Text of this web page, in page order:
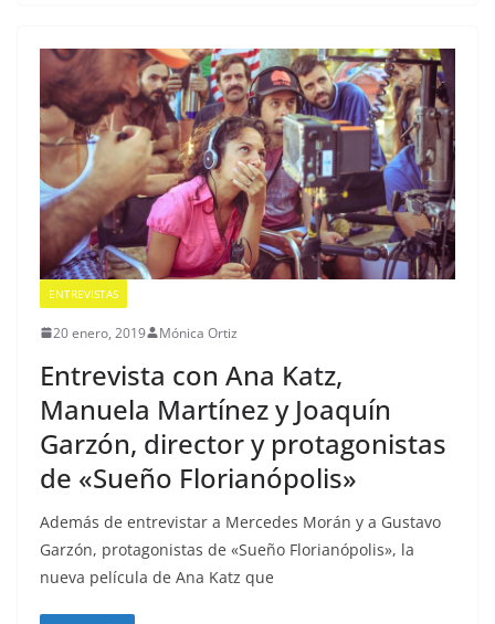
ENTREVISTAS
20 enero, 2019 Mónica Ortiz
Entrevista con Ana Katz,
Manuela Martínez y Joaquín
Garzón, director y protagonistas
de «Sueño Florianópolis»
Además de entrevistar a Mercedes Morán y a Gustavo
Garzón, protagonistas de «Sueño Florianópolis», la
nueva película de Ana Katz que